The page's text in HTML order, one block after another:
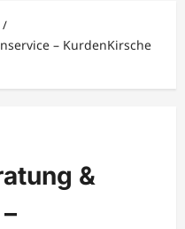
– KurdenKirsche
&